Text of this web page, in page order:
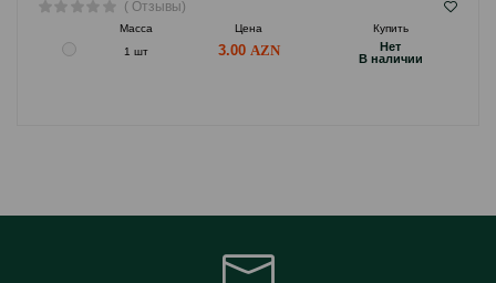
( Отзывы)
Масса Цена
Купить
1 шт
3.00
Hет
B наличии